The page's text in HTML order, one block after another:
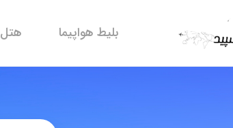
بلیط هواپیما هتل